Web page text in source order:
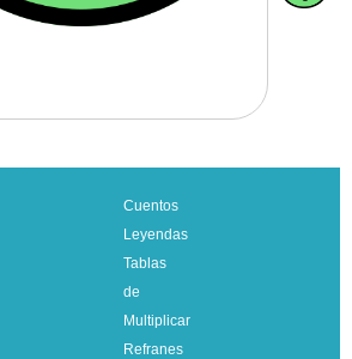
Cuentos
Leyendas
Tablas
de
Multiplicar
Refranes